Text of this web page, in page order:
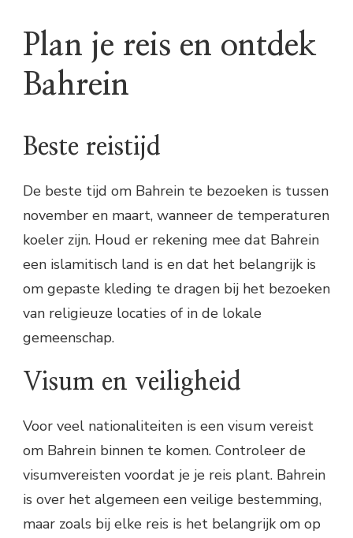
Plan je reis en ontdek
Bahrein
Beste reistijd
De beste tijd om Bahrein te bezoeken is tussen
november en maart, wanneer de temperaturen
koeler zijn. Houd er rekening mee dat Bahrein
een islamitisch land is en dat het belangrijk is
om gepaste kleding te dragen bij het bezoeken
van religieuze locaties of in de lokale
gemeenschap.
Visum en veiligheid
Voor veel nationaliteiten is een visum vereist
om Bahrein binnen te komen. Controleer de
visumvereisten voordat je je reis plant. Bahrein
is over het algemeen een veilige bestemming,
maar zoals bij elke reis is het belangrijk om op